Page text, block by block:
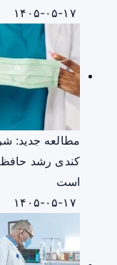
مطالعه جدید:
کندی رشد
است